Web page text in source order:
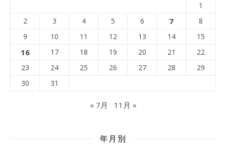
1
2
3 4 5 6 7
8
9
10 11 12 13 14 15
16 17 18 19 20 21
22
23
24 25 26 27 28
29
30
31
« 7月 11月 »
年月別